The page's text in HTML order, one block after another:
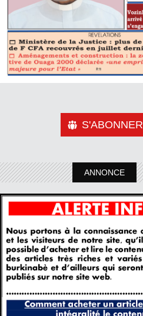
S'ABONNER
ANNONCE